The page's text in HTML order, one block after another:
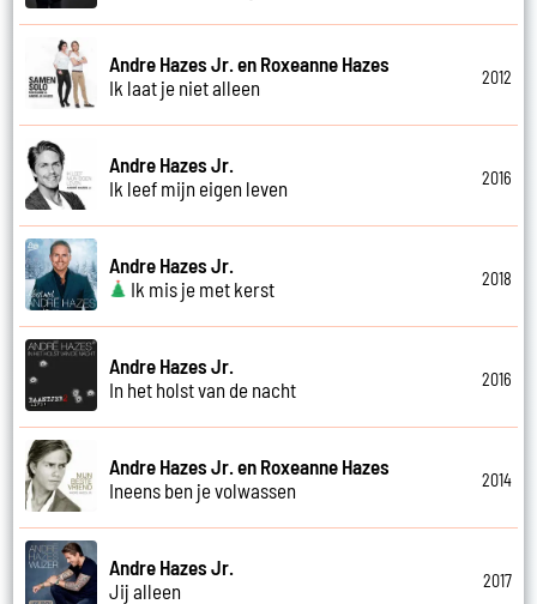
Andre Hazes Jr. en Roxeanne Hazes
Ik laat je niet alleen
2012
Andre Hazes Jr.
Ik leef mijn eigen leven
2016
Andre Hazes Jr.
Ik mis je met kerst
2018
Andre Hazes Jr.
In het holst van de nacht
2016
Andre Hazes Jr. en Roxeanne Hazes
Ineens ben je volwassen
2014
Andre Hazes Jr.
Jij alleen
2017